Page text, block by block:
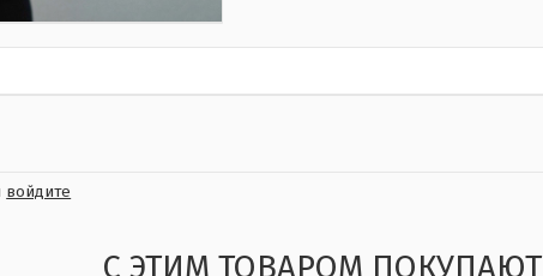
войдите
С ЭТИМ ТОВАРОМ ПОКУПАЮТ